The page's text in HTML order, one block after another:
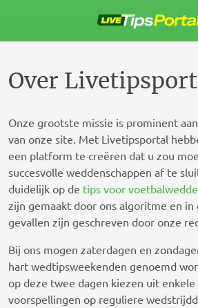
naar
inhoud
Over
Onze grootste missie is prominent
van onze site. Met Livetipsportal
een platform te creëren dat u zou
succesvolle weddenschappen af ​​te
duidelijk op de tips voor
zijn gemaakt door ons algoritme en in
gevallen zijn geschreven door onze
Bij ons mogen zaterdagen en
hart wedtipsweekenden genoemd
op deze twee dagen kiezen uit
voorspellingen op reguliere